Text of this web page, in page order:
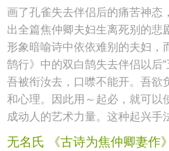
画了孔雀失去伴侣后的痛苦神态
出全篇焦仲卿夫妇生离死别的悲
形象暗喻诗中依依难别的夫妇，
鹄行》中的双白鹄失去伴侣以后
吾被衔汝去，口噤不能开。吾欲
和心理。因此用～起必，就可以
成动人的艺术力量。这种起兴手
无名氏 《古诗为焦仲卿妻作》